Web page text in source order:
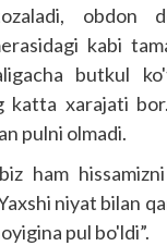
obdon
kabi
butkul
katta xarajati
pulni olmadi.
ham
niyat bilan
pul bo'ldi”.